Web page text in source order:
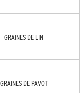
GRAINES DE LIN
GRAINES DE PAVOT